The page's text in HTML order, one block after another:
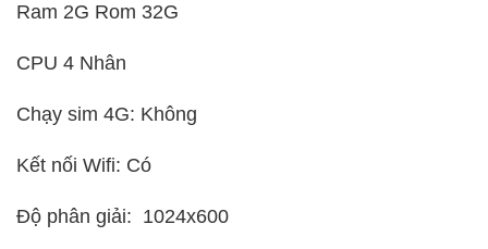
Ram 2G Rom 32G
CPU 4 Nhân
Chạy sim 4G: Không
Kết nối Wifi: Có
Độ phân giải: 1024x600